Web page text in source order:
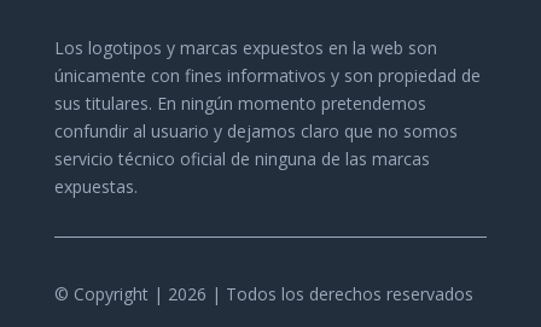
Los logotipos y marcas expuestos en la web son
únicamente con fines informativos y son propiedad de
sus titulares. En ningún momento pretendemos
confundir al usuario y dejamos claro que no somos
servicio técnico oficial de ninguna de las marcas
expuestas.
© Copyright | 2026 | Todos los derechos reservados